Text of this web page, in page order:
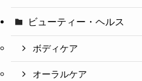
ビューティー・ヘルス
ボディケア
オーラルケア